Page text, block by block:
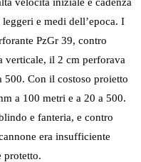
e medi dell’epoca. I
PzGr 39, contro
verticale, il 2 cm perforava
500. Con il costoso proietto
a 100 metri e a 20 a 500.
e fanteria, e contro
era insufficiente
protetto.